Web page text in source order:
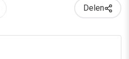
Delen